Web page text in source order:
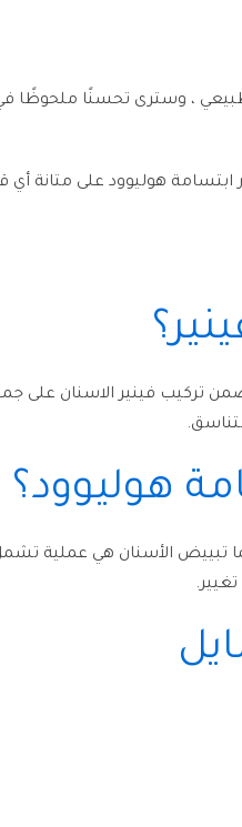
طبيعي ، وسترى تحسنًا
15 عامًا على الأقل. تعتمد مدة استمرار
تركيب فينير الاسنان
هوليوود؟
تبييض الأسنان هي عملية